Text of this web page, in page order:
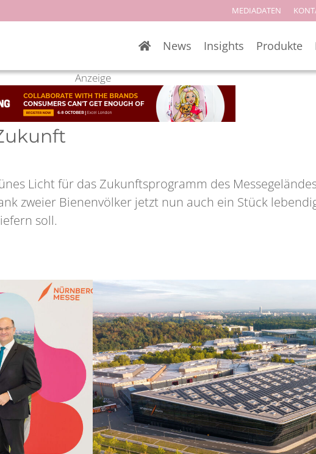
MEDIADATEN
News Insights Produkte
Anzeige
Licht für das Zukunftsprogramm des
zweier Bienenvölker jetzt nun auch ein Stück
soll.